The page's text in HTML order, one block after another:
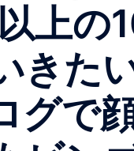
の
た
グで